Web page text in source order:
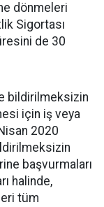
dönmeleri
Sigortası
de 30
bildirilmeksizin
için iş veya
2020
başvurmaları
halinde,
tüm